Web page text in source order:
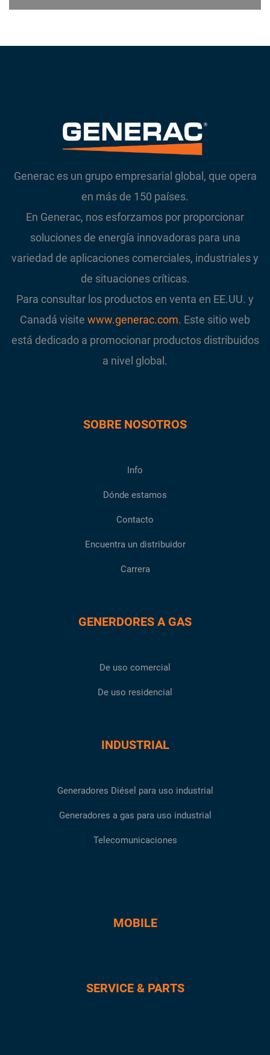
Generac es un grupo empresarial global, que opera
en más de 150 países.
En Generac, nos esforzamos por proporcionar
soluciones de energía innovadoras para una
variedad de aplicaciones comerciales, industriales y
de situaciones críticas.
Para consultar los productos en venta en EE.UU. y
Canadá visite www.generac.com. Este sitio web
está dedicado a promocionar productos distribuidos
a nivel global.
SOBRE NOSOTROS
Info
Dónde estamos
Contacto
Encuentra un distribuidor
Carrera
GENERDORES A GAS
De uso comercial
De uso residencial
INDUSTRIAL
Generadores Diésel para uso industrial
Generadores a gas para uso industrial
Telecomunicaciones
MOBILE
SERVICE & PARTS